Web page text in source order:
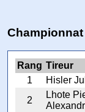
Rang Tireur
1
Hisler
2
Lhote